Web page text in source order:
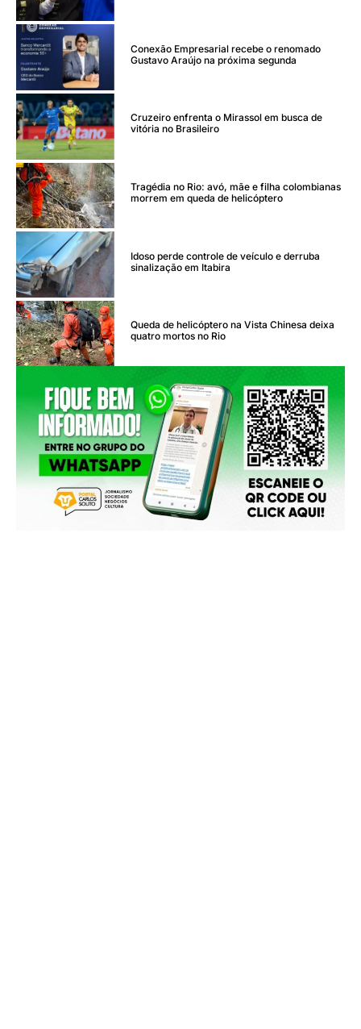
Conexão Empresarial recebe o renomado
Gustavo Araújo na próxima segunda
Cruzeiro enfrenta o Mirassol em busca de
vitória no Brasileiro
Tragédia no Rio: avó, mãe e filha colombianas
morrem em queda de helicóptero
Idoso perde controle de veículo e derruba
sinalização em Itabira
Queda de helicóptero na Vista Chinesa deixa
quatro mortos no Rio